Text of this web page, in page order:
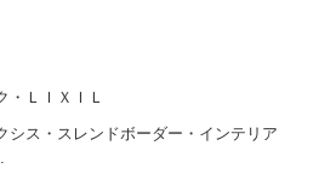
・ＬＩＸＩＬ
ス・スレンドボーダー・インテリア